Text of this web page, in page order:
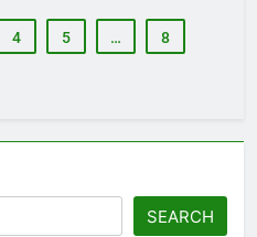
4 5 … 8
SEARCH